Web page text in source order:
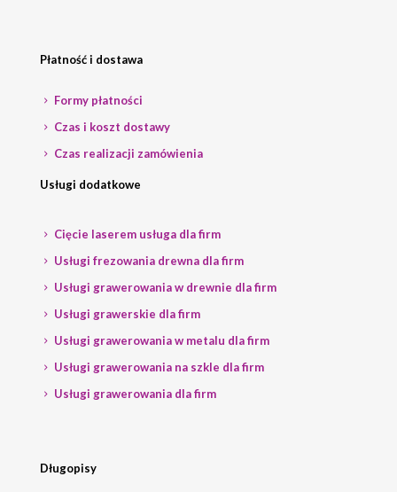
Płatność i dostawa
Formy płatności
Czas i koszt dostawy
Czas realizacji zamówienia
Usługi dodatkowe
Cięcie laserem usługa dla firm
Usługi frezowania drewna dla firm
Usługi grawerowania w drewnie dla firm
Usługi grawerskie dla firm
Usługi grawerowania w metalu dla firm
Usługi grawerowania na szkle dla firm
Usługi grawerowania dla firm
Długopisy